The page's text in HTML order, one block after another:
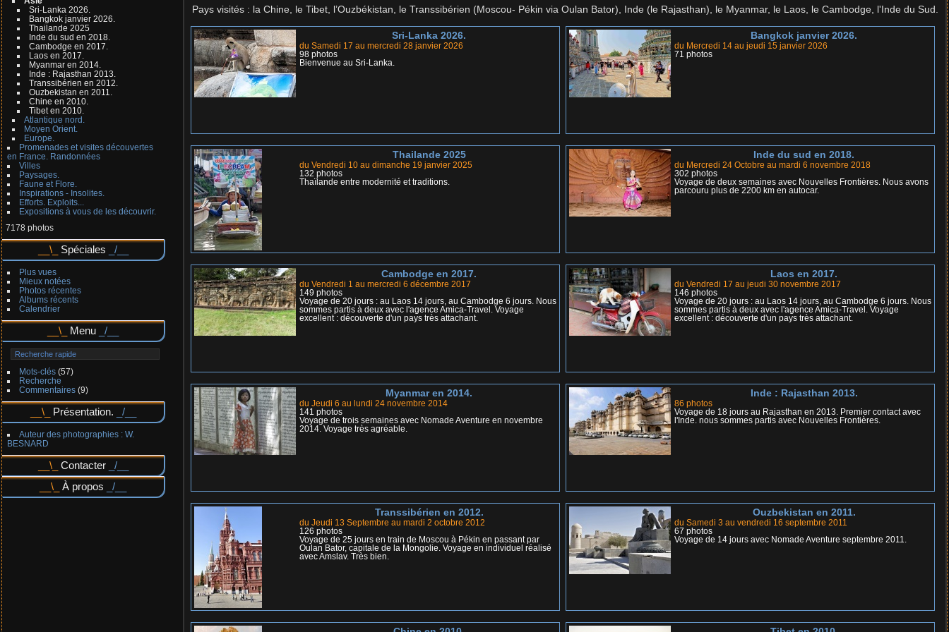
Sri-Lanka 2026.
Bangkok janvier 2026.
Thailande 2025
Inde du sud en 2018.
Cambodge en 2017.
Laos en 2017.
Myanmar en 2014.
Inde : Rajasthan 2013.
Transsibérien en 2012.
Ouzbekistan en 2011.
Chine en 2010.
Tibet en 2010.
Atlantique nord.
Moyen Orient.
Europe.
Promenades et visites découvertes
en France. Randonnées
Villes
Paysages.
Faune et Flore.
Inspirations - Insolites.
Efforts. Exploits...
Expositions à vous de les découvrir.
7178 photos
Spéciales
Plus vues
Mieux notées
Photos récentes
Albums récents
Calendrier
Menu
Mots-clés(57)
Recherche
Commentaires(9)
Présentation.
Auteur des photographies : W.
BESNARD
Contacter
À propos
Pays visités : la Chine, le Tibet, l’Ouzbékistan, le Transsibérien (Moscou- Pékin via Oulan Bator), Inde (le Rajasthan), le Myanmar, le Laos, le Cambodge, l'Inde du Sud.
Sri-Lanka 2026.
du Samedi 17 au mercredi 28 janvier 2026
98 photos
Bienvenue au Sri-Lanka.
Bangkok janvier 2026.
du Mercredi 14 au jeudi 15 janvier 2026
71 photos
Thailande 2025
du Vendredi 10 au dimanche 19 janvier 2025
132 photos
Thaïlande entre modernité et traditions.
Inde du sud en 2018.
du Mercredi 24 Octobre au mardi 6 novembre 2018
302 photos
Voyage de deux semaines avec Nouvelles Frontières. Nous avons
parcouru plus de 2200 km en autocar.
Cambodge en 2017.
du Vendredi 1 au mercredi 6 décembre 2017
149 photos
Voyage de 20 jours : au Laos 14 jours, au Cambodge 6 jours. Nous
sommes partis à deux avec l'agence Amica-Travel. Voyage
excellent : découverte d'un pays très attachant.
Laos en 2017.
du Vendredi 17 au jeudi 30 novembre 2017
146 photos
Voyage de 20 jours : au Laos 14 jours, au Cambodge 6 jours. Nous
sommes partis à deux avec l'agence Amica-Travel. Voyage
excellent : découverte d'un pays très attachant.
Myanmar en 2014.
du Jeudi 6 au lundi 24 novembre 2014
141 photos
Voyage de trois semaines avec Nomade Aventure en novembre
2014. Voyage très agréable.
Inde : Rajasthan 2013.
86 photos
Voyage de 18 jours au Rajasthan en 2013. Premier contact avec
l'Inde. nous sommes partis avec Nouvelles Frontières.
Transsibérien en 2012.
du Jeudi 13 Septembre au mardi 2 octobre 2012
126 photos
Voyage de 25 jours en train de Moscou à Pékin en passant par
Oulan Bator, capitale de la Mongolie. Voyage en individuel réalisé
avec Amslav. Très bien.
Ouzbekistan en 2011.
du Samedi 3 au vendredi 16 septembre 2011
67 photos
Voyage de 14 jours avec Nomade Aventure septembre 2011.